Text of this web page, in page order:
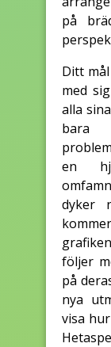
på
Ditt
med
alla
en
dyker
följer
på
nya
visa